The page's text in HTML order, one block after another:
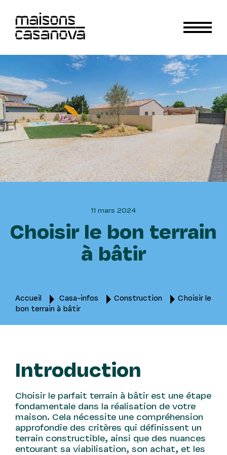
11 mars 2024
Choisir le bon terrain
à bâtir
Accueil Casa-infos Construction
Choisir le
bon terrain à bâtir
Introduction
Choisir le parfait terrain à bâtir est une étape
fondamentale dans la réalisation de votre
maison. Cela nécessite une compréhension
approfondie des critères qui définissent un
terrain constructible, ainsi que des nuances
entourant sa viabilisation, son achat, et les